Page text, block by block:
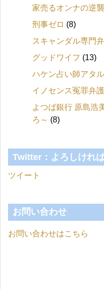
家売るオンナの逆襲
刑事ゼロ (8)
スキャンダル専門
グッドワイフ (13)
ハケン占い師アタル
イノセンス冤罪弁
よつば銀行 原島浩
ろ～ (8)
Twitter：よろしけれ
ツイート
お問い合わせ
お問い合わせはこちら